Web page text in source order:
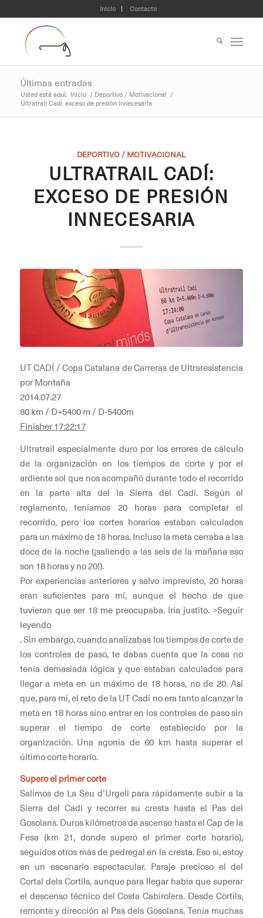
Inicio Contacto
Últimas entradas
Usted está aquí: Inicio / Deportivo / Motivacional /
Ultratrail Cadí: exceso de presión innecesaria
DEPORTIVO / MOTIVACIONAL
ULTRATRAIL CADÍ:
EXCESO DE PRESIÓN
INNECESARIA
UT CADÍ / Copa Catalana de Carreras de Ultraresistencia
por Montaña
2014.07.27
80 km / D+5400 m / D-5400m
Finisher 17:22:17
Ultratrail especialmente duro por los errores de cálculo
de la organización en los tiempos de corte y por el
ardiente sol que nos acompañó durante todo el recorrido
en la parte alta del la Sierra del Cadí. Según el
reglamento, teníamos 20 horas para completar el
recorrido, pero los cortes horarios estaban calculados
para un máximo de 18 horas. Incluso la meta cerraba a las
doce de la noche (¡saliendo a las seis de la mañana eso
son 18 horas y no 20!).
Por experiencias anteriores y salvo imprevisto, 20 horas
eran suficientes para mí, aunque el hecho de que
tuvieran que ser 18 me preocupaba. Iría justito. >Seguir
leyendo
. Sin embargo, cuando analizabas los tiempos de corte de
los controles de paso, te dabas cuenta que la cosa no
tenía demasiada lógica y que estaban calculados para
llegar a meta en un máximo de 18 horas, no de 20. Así
que, para mí, el reto de la UT Cadí no era tanto alcanzar la
meta en 18 horas sino entrar en los controles de paso sin
superar el tiempo de corte establecido por la
organización. Una agonía de 60 km hasta superar el
último corte horario.
Supero el primer corte
Salimos de La Seu d’Urgell para rápidamente subir a la
Sierra del Cadí y recorrer su cresta hasta el Pas del
Gosolans. Duros kilómetros de ascenso hasta el Cap de la
Fesa (km 21, donde supero el primer corte horario),
seguidos otros más de pedregal en la cresta. Eso sí, estoy
en un escenario espectacular. Paraje precioso el del
Cortal dels Cortils, aunque para llegar había que superar
el descenso técnico del Costa Cabirolera. Desde Cortils,
remonte y dirección al Pas dels Gosolans. Tenía muchas